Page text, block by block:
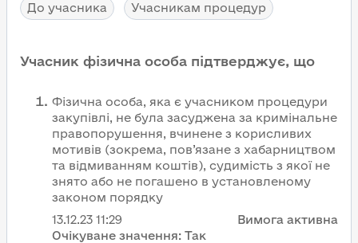
До учасника
Учасникам процедур
Учасник фізична особа підтверджує, що
Фізична особа, яка є учасником процедури
закупівлі, не була засуджена за кримінальне
правопорушення, вчинене з корисливих
мотивів (зокрема, пов’язане з хабарництвом
та відмиванням коштів), судимість з якої не
знято або не погашено в установленому
законом порядку
13.12.23 11:29
Вимога активна
Очікуване значення: Так